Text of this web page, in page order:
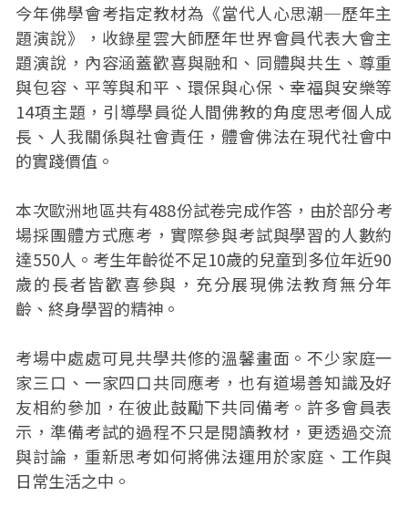
今年佛學會考指定教材為《當代人心思潮─歷年主
題演說》，收錄星雲大師歷年世界會員代表大會主
題演說，內容涵蓋歡喜與融和、同體與共生、尊重
與包容、平等與和平、環保與心保、幸福與安樂等
14項主題，引導學員從人間佛教的角度思考個人成
長、人我關係與社會責任，體會佛法在現代社會中
的實踐價值。
本次歐洲地區共有488份試卷完成作答，由於部分考
場採團體方式應考，實際參與考試與學習的人數約
達550人。考生年齡從不足10歲的兒童到多位年近90
歲的長者皆歡喜參與，充分展現佛法教育無分年
齡、終身學習的精神。
考場中處處可見共學共修的溫馨畫面。不少家庭一
家三口、一家四口共同應考，也有道場善知識及好
友相約參加，在彼此鼓勵下共同備考。許多會員表
示，準備考試的過程不只是閱讀教材，更透過交流
與討論，重新思考如何將佛法運用於家庭、工作與
日常生活之中。